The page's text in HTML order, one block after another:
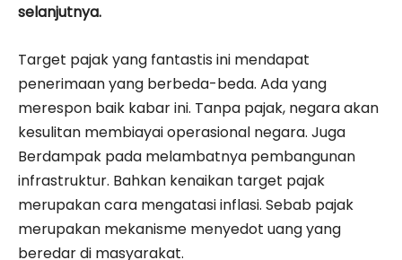
selanjutnya.
Target pajak yang fantastis ini mendapat
penerimaan yang berbeda-beda. Ada yang
merespon baik kabar ini. Tanpa pajak, negara akan
kesulitan membiayai operasional negara. Juga
Berdampak pada melambatnya pembangunan
infrastruktur. Bahkan kenaikan target pajak
merupakan cara mengatasi inflasi. Sebab pajak
merupakan mekanisme menyedot uang yang
beredar di masyarakat.